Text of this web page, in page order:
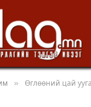
» Өглөөний цай